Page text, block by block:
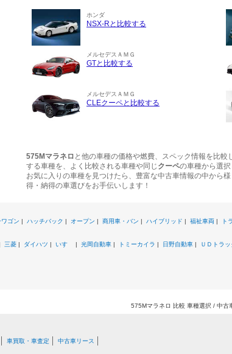
ホンダ
NSX-Rと比較する
メルセデスＡＭＧ
GTと比較する
メルセデスＡＭＧ
CLEクーペと比較する
575Mマラネロ と他の車種の価格や燃費、スペック情報を比較
する車種を、よく比較される車種や同じ クーペの車種から選択
お気に入りの車種を見つけたら、豊富な中古車情報の中から
得・納得の車選びをお手伝いします！
ゴン | ハッチバック | オープン | 商用車・バン | ハイブリッド | 福祉車両 | ト
三菱 | ダイハツ | いすゞ | 光岡自動車 | トミーカイラ | 日野自動車 | ＵＤトラッ
575Mマラネロ 比較 車種選択 / 中古
車買取・車査定 中古車リース